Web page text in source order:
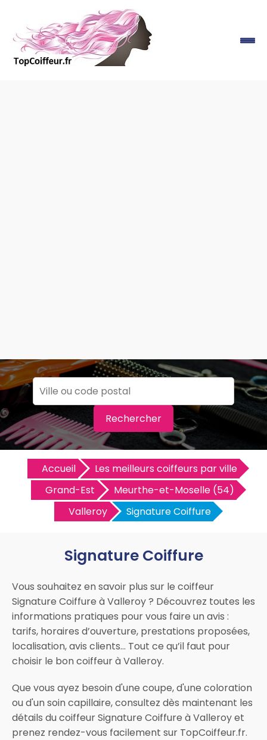
Rechercher
Accueil
Les meilleurs coiffeurs par ville
Grand-Est
Meurthe-et-Moselle (54)
Valleroy
Signature Coiffure
Signature Coiffure
Vous souhaitez en savoir plus sur le coiffeur
Signature Coiffure à Valleroy ? Découvrez toutes les
informations pratiques pour vous faire un avis :
tarifs, horaires d’ouverture, prestations proposées,
localisation, avis clients… Tout ce qu’il faut pour
choisir le bon coiffeur à Valleroy.
Que vous ayez besoin d'une coupe, d'une coloration
ou d'un soin capillaire, consultez dès maintenant les
détails du coiffeur Signature Coiffure à Valleroy et
prenez rendez-vous facilement sur TopCoiffeur.fr.